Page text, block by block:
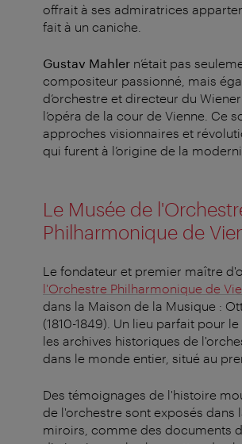
offrait à ses admiratrices
fait à un caniche.
Gustav Mahler n’était pas
compositeur passionné, mais
d’orchestre et directeur du
l’opéra de la cour de Vienne. Ce
approches visionnaires et
qui furent à l’origine de la
Le Musée de
Philharmonique de
Le fondateur et premier maître
l'Orchestre Philharmonique de
dans la Maison de la Musique :
(1810-1849). Un lieu parfait pour
les archives historiques de
dans le monde entier, situé au
Des témoignages de l'histoire
de l'orchestre sont exposés dans
miroirs , comme des documents